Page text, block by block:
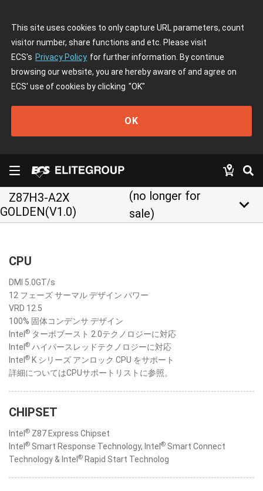
This site uses cookies to only capture URL parameters, count
visitor number, share functions and etc. Please visit
ECS's Privacy Policy for further information. By continue
browsing our website, you are hereby aware of and agree on
ECS' use of cookies by clicking "OK"
OK
Z87H3-A2X
GOLDEN(V1.0)
(no longer for
sale)
keyboard_arrow_down
CPU
DMI 5.0GT/s
12 フェーズ サーマル デザイン パワー
VRD 12.5
100% 固体コンデンサ デザイン
Intel ® ターボブースト 2.0テクノロジーに対応
Intel ® ハイパースレッドテクノロジーに対応
Intel ® K シリーズ アンロック CPU をサポート
詳細についてはCPUサポートリストに参照。
CHIPSET
Intel ® Z87 Express Chipset
Intel ® Smart Response Technology, Intel ® Smart Connect
Technology & Intel ® Rapid Start Technolog